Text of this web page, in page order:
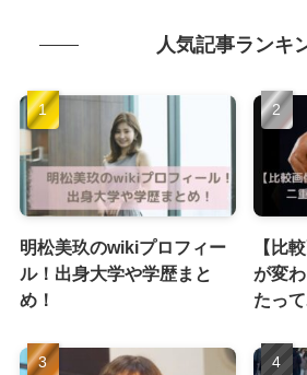
人気記事ランキ
明松美玖のwikiプロフィー
ル！出身大学や学歴まと
め！
【比
が変
たっ